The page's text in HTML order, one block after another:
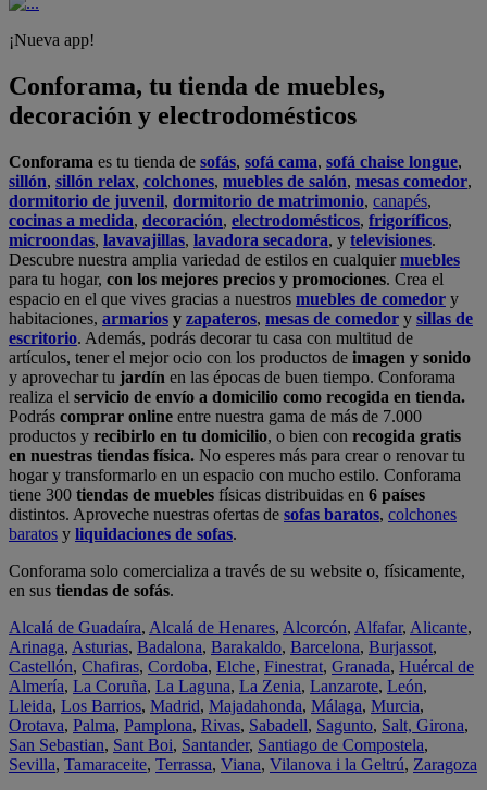
¡Nueva app!
Conforama, tu tienda de muebles,
decoración y electrodomésticos
Conforama es tu tienda de sofás, sofá cama, sofá chaise longue,
sillón, sillón relax, colchones, muebles de salón, mesas comedor,
dormitorio de juvenil, dormitorio de matrimonio, canapés,
cocinas a medida, decoración, electrodomésticos, frigoríficos,
microondas, lavavajillas, lavadora secadora, y televisiones.
Descubre nuestra amplia variedad de estilos en cualquiermuebles
para tu hogar, con los mejores precios y promociones. Crea el
espacio en el que vives gracias a nuestros muebles de comedor y
habitaciones, armarios y zapateros, mesas de comedor y sillas de
escritorio. Además, podrás decorar tu casa con multitud de
artículos, tener el mejor ocio con los productos de imagen y sonido
y aprovechar tu jardín en las épocas de buen tiempo. Conforama
realiza el servicio de envío a domicilio como recogida en tienda.
Podrás comprar online entre nuestra gama de más de 7.000
productos y recibirlo en tu domicilio, o bien con recogida gratis
en nuestras tiendas física. No esperes más para crear o renovar tu
hogar y transformarlo en un espacio con mucho estilo. Conforama
tiene 300 tiendas de muebles físicas distribuidas en 6 países
distintos. Aproveche nuestras ofertas de sofas baratos, colchones
baratos y liquidaciones de sofas.
Conforama solo comercializa a través de su website o, físicamente,
en sus tiendas de sofás.
Alcalá de Guadaíra, Alcalá de Henares, Alcorcón, Alfafar, Alicante,
Arinaga, Asturias, Badalona, Barakaldo, Barcelona, Burjassot,
Castellón, Chafiras, Cordoba, Elche, Finestrat, Granada, Huércal de
Almería, La Coruña, La Laguna, La Zenia, Lanzarote, León,
Lleida, Los Barrios, Madrid, Majadahonda, Málaga, Murcia,
Orotava, Palma, Pamplona, Rivas, Sabadell, Sagunto, Salt, Girona,
San Sebastian, Sant Boi, Santander, Santiago de Compostela,
Sevilla, Tamaraceite, Terrassa, Viana, Vilanova i la Geltrú, Zaragoza